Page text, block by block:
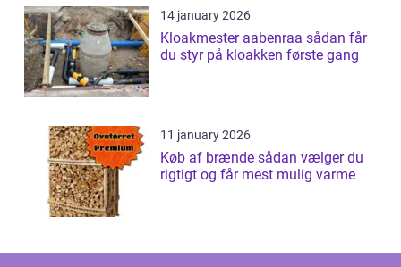
14 january 2026
Kloakmester aabenraa sådan får
du styr på kloakken første gang
11 january 2026
Køb af brænde sådan vælger du
rigtigt og får mest mulig varme